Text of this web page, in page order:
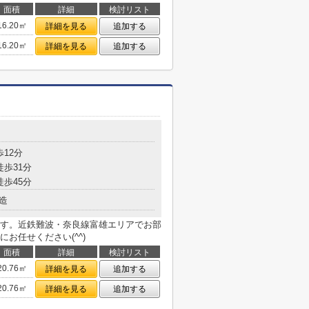
面積 詳細
検討リスト
㎡
詳細を見る
追加する
㎡
詳細を見る 追加する
12分
歩31分
歩45分
。近鉄難波・奈良線富雄エリアでお部
お任せください(^^)
面積 詳細
検討リスト
㎡
詳細を見る
追加する
㎡
詳細を見る 追加する